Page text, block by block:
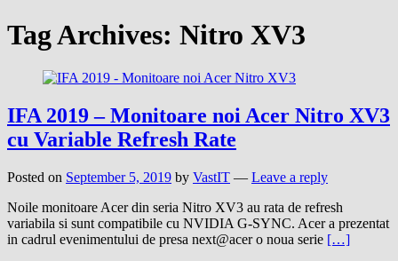
Tag Archives: Nitro XV3
IFA 2019 – Monitoare noi Acer Nitro XV3
cu Variable Refresh Rate
Posted on September 5, 2019 by VastIT — Leave a reply
Noile monitoare Acer din seria Nitro XV3 au rata de refresh
variabila si sunt compatibile cu NVIDIA G-SYNC. Acer a prezentat
in cadrul evenimentului de presa next@acer o noua serie […]